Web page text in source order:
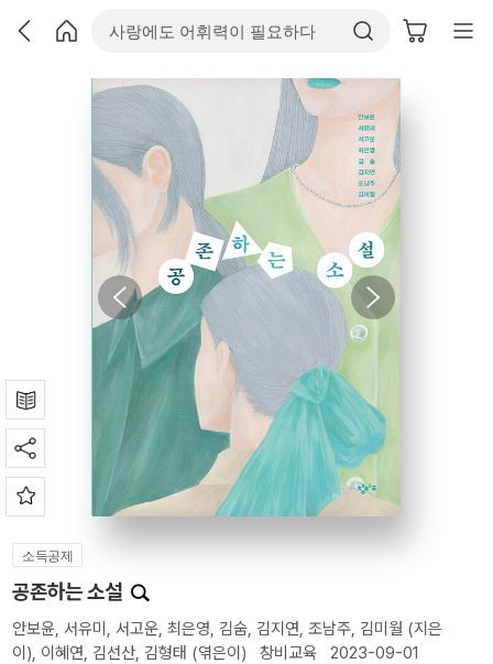
소득공제
공존하는 소설
안보윤, 서유미 , 서고운, 최은영, 김숨, 김지연, 조남주, 김미월 (지은
이), 이혜연, 김선산, 김형태 (엮은이) 창비교육 2023-09-01